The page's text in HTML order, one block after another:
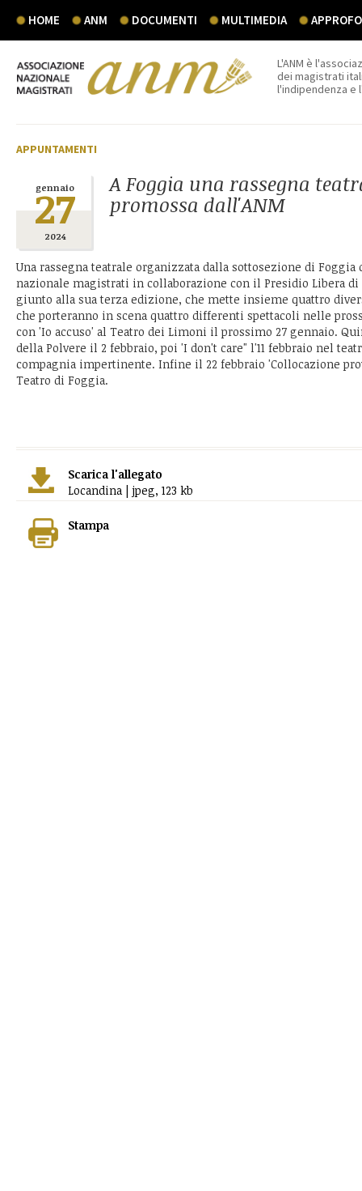
HOME ANM DOCUMENTI MULTIMEDIA
L'ANM è
dei magistrati
l'indipendenza e
APPUNTAMENTI
gennaio
27
2024
A Foggia una rassegna
promossa dall'ANM
Una rassegna teatrale organizzata dalla sottosezione di Foggia
nazionale magistrati in collaborazione con il Presidio Libera di
giunto alla sua terza edizione, che mette insieme quattro
che porteranno in scena quattro differenti spettacoli nelle
con 'Io accuso' al Teatro dei Limoni il prossimo 27 gennaio.
della Polvere il 2 febbraio, poi 'I don't care" l'11 febbraio nel
compagnia impertinente. Infine il 22 febbraio 'Collocazione
Teatro di Foggia.
Scarica l'allegato
Locandina | jpeg, 123 kb
Stampa